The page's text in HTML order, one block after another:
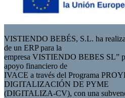
VISTIENDO BEBÉS, S.L. ha
de un ERP para la
empresa VISTIENDO BEBES SL”
apoyo financiero de
IVACE a través del Programa
DIGITALIZACIÓN DE PYME
(DIGITALIZA-CV), con una